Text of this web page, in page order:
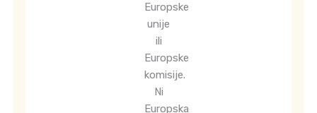
Europske
unije
ili
Europske
komisije.
Ni
Europska